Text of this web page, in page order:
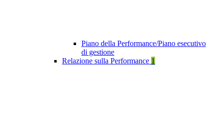
Piano della Performance/Piano esecutivo
di gestione
Relazione sulla Performance 1